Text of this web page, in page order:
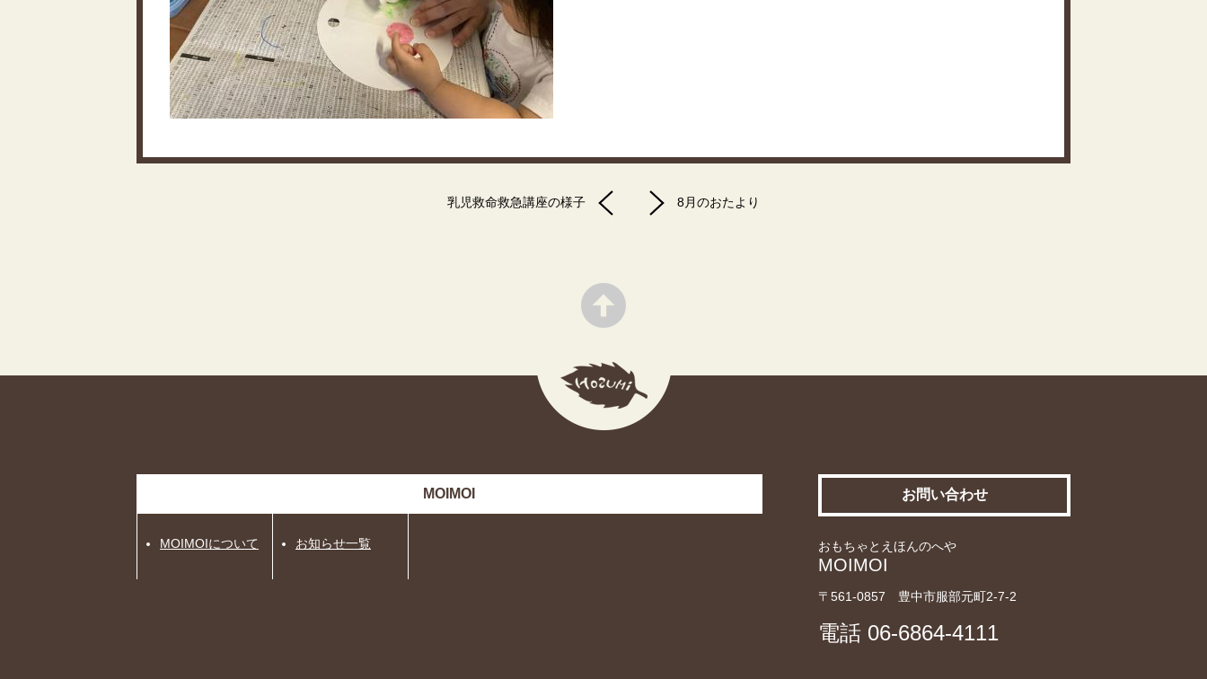
乳児救命救急講座の様子 8月のおたより
MOIMOI
MOIMOIについて お知らせ一覧
お問い合わせ
おもちゃとえほんのへや
MOIMOI
〒561-0857 豊中市服部元町2-7-2
電話 06-6864-4111